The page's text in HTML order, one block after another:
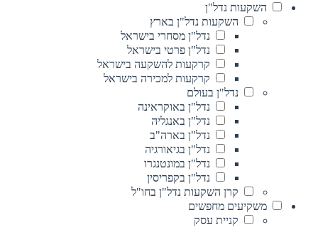
השקעות נדל"ן
השקעות נדל"ן בארץ
נדל"ן מסחרי בישראל
נדל"ן פרטי בישראל
קרקעות להשקעה בישראל
קרקעות למכירה בישראל
נדל"ן בעולם
נדל"ן באוקראינה
נדל"ן באנגליה
נדל"ן בארה"ב
נדל"ן בגיאורגיה
נדל"ן במונטנגרו
נדל"ן בקפריסין
קרן השקעות נדל"ן בחו"ל
משקיעים מחפשים
קניית עסק